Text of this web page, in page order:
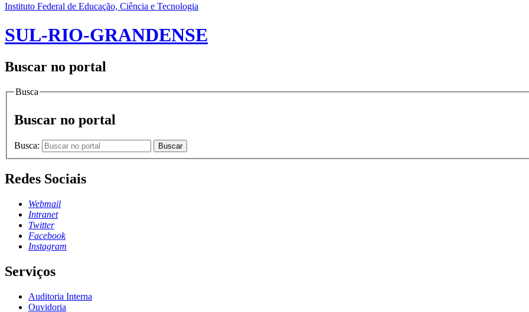
Instituto Federal de Educação, Ciência e Tecnologia
SUL-RIO-GRANDENSE
Buscar no portal
Busca
Buscar no portal
Busca: Buscar
Redes Sociais
Webmail
Intranet
Twitter
Facebook
Instagram
Serviços
Auditoria Interna
Ouvidoria